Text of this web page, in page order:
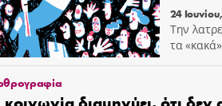
24
Την
τα
διαμηνύει, ότι δεν